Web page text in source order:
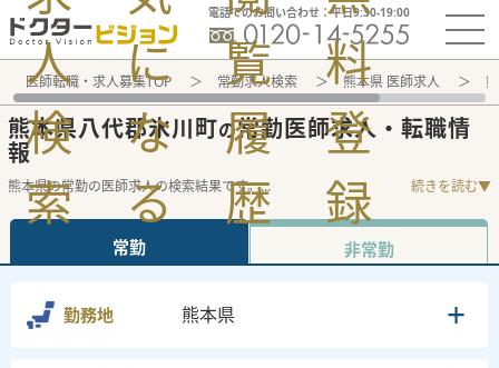
電話でのお問い合わせ：平日9:30-19:00
人
検
索
に
な
る
覧
履
歴
料
登
録
医師転職・求人募集TOP 常勤求人検索 熊本県 医師求人
熊本県八代郡氷川町の常勤医師求人・転職情
報
熊本県の常勤の医師求人の検索結果です。... 続きを読む▼
常勤 非常勤
勤務地 熊本県